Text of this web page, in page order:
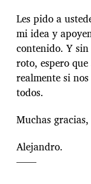
Les pido a
mi idea y
contenido. Y
roto, espero
realmente si
todos.
Muchas gracias,
Alejandro.
——